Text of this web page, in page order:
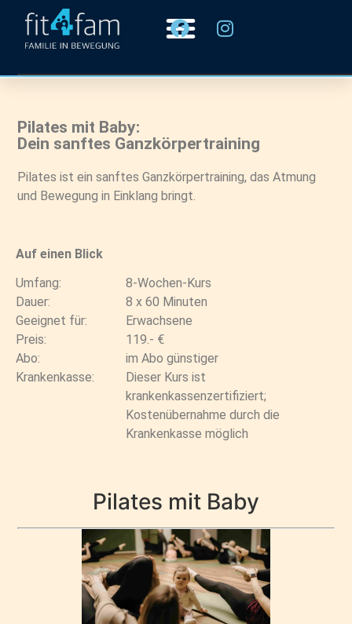
Pilates mit Baby:
Dein sanftes Ganzkörpertraining
Pilates ist ein sanftes Ganzkörpertraining, das Atmung
und Bewegung in Einklang bringt.
Auf einen Blick
Umfang:
Dauer:
Geeignet für:
Preis:
Abo:
Krankenkasse:
8-Wochen-Kurs
8 x 60 Minuten
Erwachsene
119.- €
im Abo günstiger
Dieser Kurs ist
krankenkassenzertifiziert;
Kostenübernahme durch die
Krankenkasse möglich
Pilates mit Baby